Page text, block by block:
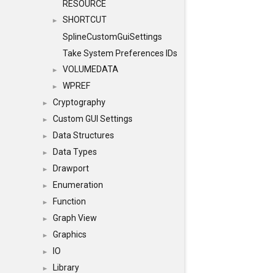
RESOURCE
►
SHORTCUT
SplineCustomGuiSettings
Take System Preferences IDs
► VOLUMEDATA
► WPREF
► Cryptography
► Custom GUI Settings
► Data Structures
► Data Types
► Drawport
► Enumeration
► Function
► Graph View
► Graphics
► IO
► Library